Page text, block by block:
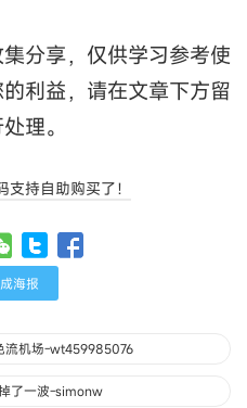
分享，仅供学习参考使
利益，请在文章下方留
理。
持自助购买了！
海报
流机场-wt459985076
了一波-simonw